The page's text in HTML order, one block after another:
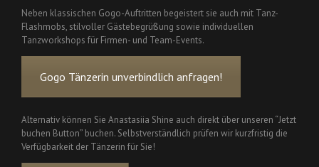
Neben klassischen Gogo-Auftritten begeistert sie auch mit Tanz-
Flashmobs, stilvoller Gästebegrüßung sowie individuellen
Tanzworkshops für Firmen- und Team-Events.
Gogo Tänzerin unverbindlich anfragen!
Alternativ können Sie Anastasiia Shine auch direkt über unseren “Jetzt
buchen Button” buchen. Selbstverständlich prüfen wir kurzfristig die
Verfügbarkeit der Tänzerin für Sie!